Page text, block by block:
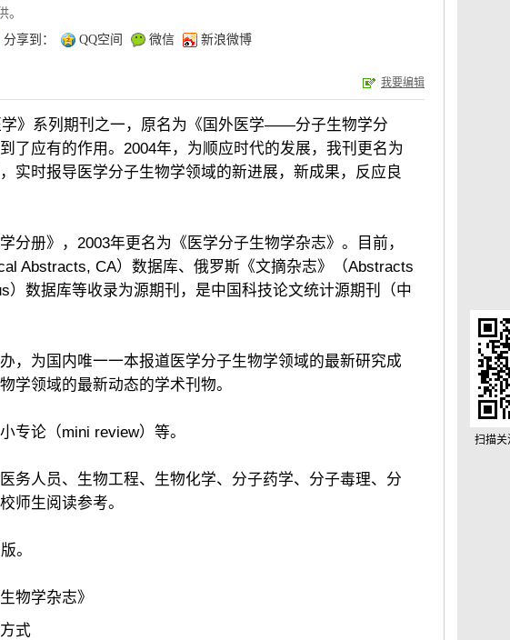
。
分享到： QQ空间 微信 新浪微博
我要编辑
》系列期刊之一，原名为《国外医学——分子生物学分
了应有的作用。2004年，为顺应时代的发展，我刊更名为
实时报导医学分子生物学领域的新进展，新成果，反应良
册》，2003年更名为《医学分子生物学杂志》。目前，
Abstracts, CA）数据库、俄罗斯《文摘杂志》（Abstracts
数据库等收录为源期刊，是中国科技论文统计源期刊（中
，为国内唯一一本报道医学分子生物学领域的最新研究成
学领域的最新动态的学术刊物。
专论（mini review）等。
务人员、生物工程、生物化学、分子药学、分子毒理、分
师生阅读参考。
。
物学杂志》
式
扫描关